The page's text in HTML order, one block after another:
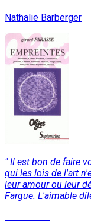
Nathalie Barberger
" Il est bon de faire
qui les lois de l'art
leur amour ou leur
Fargue. L'aimable